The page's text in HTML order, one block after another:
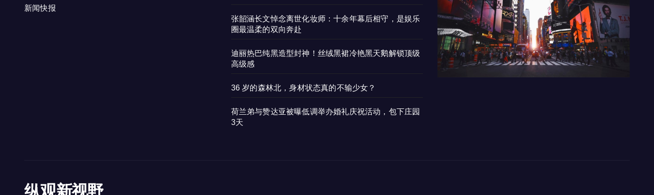
新闻快报
张韶涵长文悼念离世化妆师：十余年幕后相守，是娱乐
圈最温柔的双向奔赴
迪丽热巴纯黑造型封神！丝绒黑裙冷艳黑天鹅解锁顶级
高级感
36 岁的森林北，身材状态真的不输少女？
荷兰弟与赞达亚被曝低调举办婚礼庆祝活动，包下庄园
3天